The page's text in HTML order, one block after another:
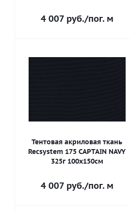
4 007руб./пог. м
Тентовая акриловая ткань
Recsystem 175 CAPTAIN NAVY
325г 100х150см
4 007руб./пог. м